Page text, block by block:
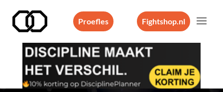
Proefles Fightshop.nl